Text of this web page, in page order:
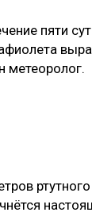
пяти
метеоролог.
ртутного